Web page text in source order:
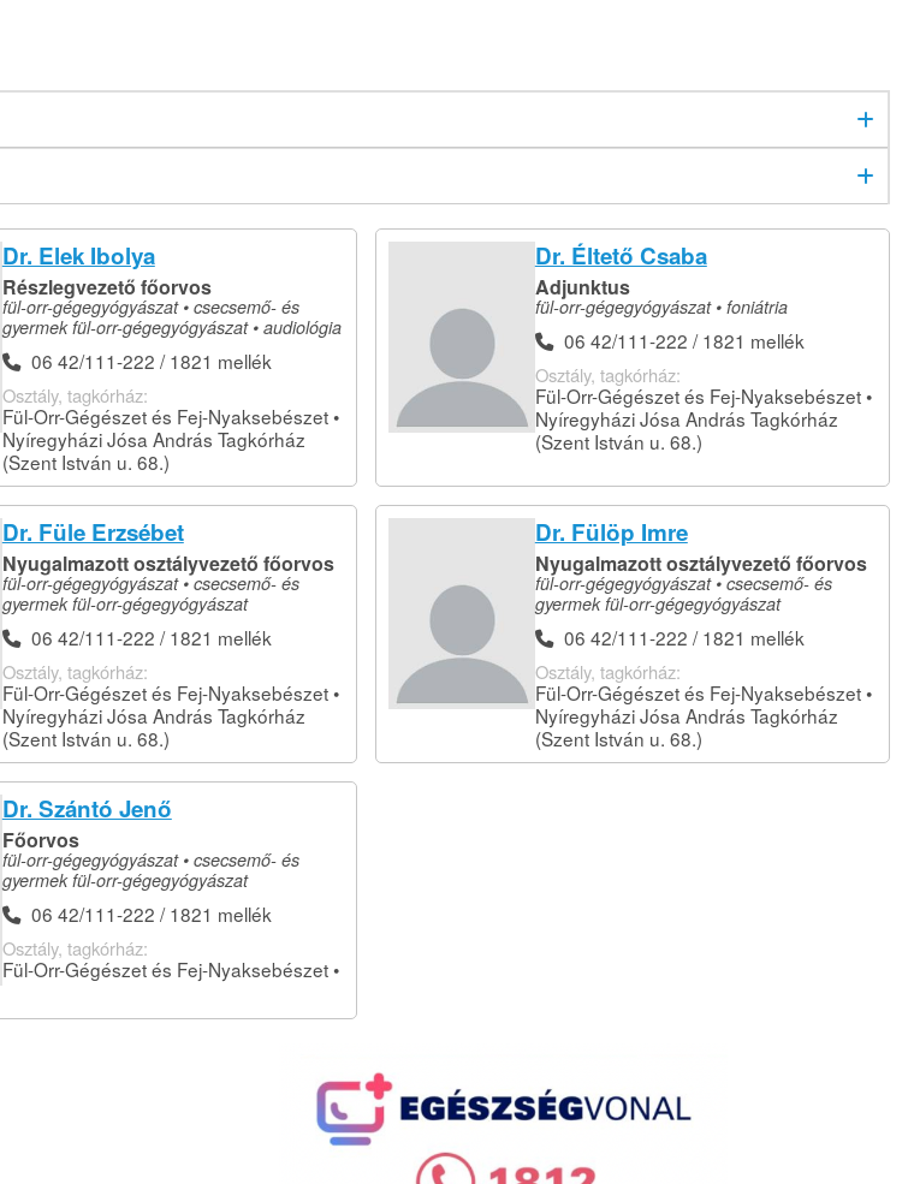
Dr. Elek Ibolya
Részlegvezető főorvos
fül-orr-gégegyógyászat • csecsemő- és
gyermek fül-orr-gégegyógyászat • audiológia
06 42/111-222 / 1821 mellék
Osztály, tagkórház:
Fül-Orr-Gégészet és Fej-Nyaksebészet •
Nyíregyházi Jósa András Tagkórház
(Szent István u. 68.)
Dr. Éltető Csaba
Adjunktus
fül-orr-gégegyógyászat • foniátria
06 42/111-222 / 1821 mellék
Osztály, tagkórház:
Fül-Orr-Gégészet és Fej-Nyaksebészet •
Nyíregyházi Jósa András Tagkórház
(Szent István u. 68.)
Dr. Füle Erzsébet
Nyugalmazott osztályvezető főorvos
fül-orr-gégegyógyászat • csecsemő- és
gyermek fül-orr-gégegyógyászat
06 42/111-222 / 1821 mellék
Osztály, tagkórház:
Fül-Orr-Gégészet és Fej-Nyaksebészet •
Nyíregyházi Jósa András Tagkórház
(Szent István u. 68.)
Dr. Fülöp Imre
Nyugalmazott osztályvezető főorvos
fül-orr-gégegyógyászat • csecsemő- és
gyermek fül-orr-gégegyógyászat
06 42/111-222 / 1821 mellék
Osztály, tagkórház:
Fül-Orr-Gégészet és Fej-Nyaksebészet •
Nyíregyházi Jósa András Tagkórház
(Szent István u. 68.)
Dr. Szántó Jenő
Főorvos
fül-orr-gégegyógyászat • csecsemő- és
gyermek fül-orr-gégegyógyászat
06 42/111-222 / 1821 mellék
Osztály, tagkórház:
Fül-Orr-Gégészet és Fej-Nyaksebészet •